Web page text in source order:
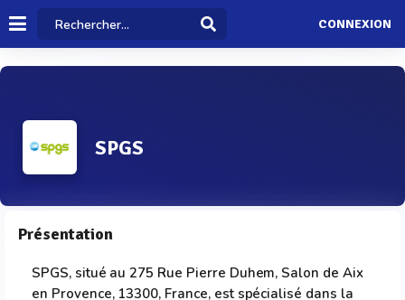
CONNEXION
SPGS
Présentation
SPGS, situé au 275 Rue Pierre Duhem, Salon de Aix
en Provence, 13300, France, est spécialisé dans la